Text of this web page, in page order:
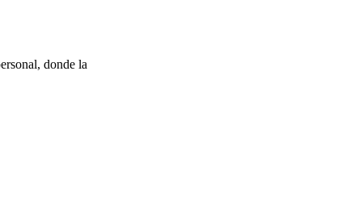
donde la